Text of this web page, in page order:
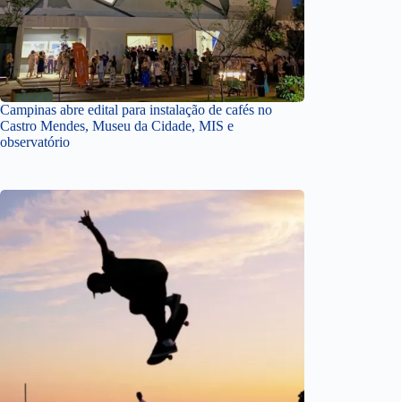
Campinas abre edital para instalação de cafés no
Castro Mendes, Museu da Cidade, MIS e
observatório